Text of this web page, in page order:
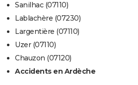
Sanilhac (07110)
Lablachère (07230)
Largentière (07110)
Uzer (07110)
Chauzon (07120)
Accidents en Ardèche